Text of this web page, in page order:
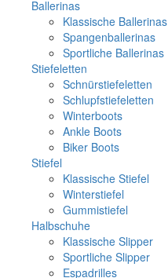
Ballerinas
Klassische Ballerinas
Spangenballerinas
Sportliche Ballerinas
Stiefeletten
Schnürstiefeletten
Schlupfstiefeletten
Winterboots
Ankle Boots
Biker Boots
Stiefel
Klassische Stiefel
Winterstiefel
Gummistiefel
Halbschuhe
Klassische Slipper
Sportliche Slipper
Espadrilles